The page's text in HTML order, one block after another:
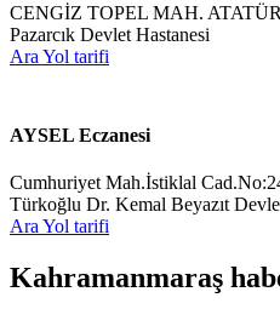
CENGİZ TOPEL MAH.
Pazarcık Devlet Hastanesi
Ara Yol tarifi
AYSEL Eczanesi
Cumhuriyet Mah.İstiklal
Türkoğlu Dr. Kemal Beyazıt
Ara Yol tarifi
Kahramanmaraş